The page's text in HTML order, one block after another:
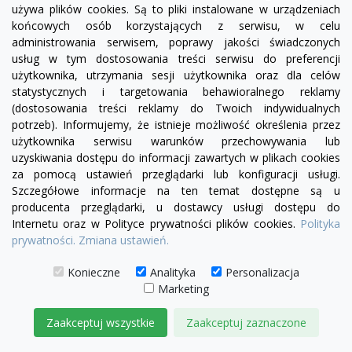
zielony
czerwony
niebieskiciemno brązowy
brązowy
jasnobrązowy
wybór koloru
używa plików cookies. Są to pliki instalowane w urządzeniach
końcowych osób korzystających z serwisu, w celu
administrowania serwisem, poprawy jakości świadczonych
usług w tym dostosowania treści serwisu do preferencji
użytkownika, utrzymania sesji użytkownika oraz dla celów
statystycznych i targetowania behawioralnego reklamy
(dostosowania treści reklamy do Twoich indywidualnych
potrzeb). Informujemy, że istnieje możliwość określenia przez
użytkownika serwisu warunków przechowywania lub
uzyskiwania dostępu do informacji zawartych w plikach cookies
za pomocą ustawień przeglądarki lub konfiguracji usługi.
Szczegółowe informacje na ten temat dostępne są u
producenta przeglądarki, u dostawcy usługi dostępu do
Internetu oraz w Polityce prywatności plików cookies. Polityka
prywatności. Zmiana ustawień.
Konieczne Analityka
Personalizacja
Marketing
Zaakceptuj wszystkie Zaakceptuj zaznaczone